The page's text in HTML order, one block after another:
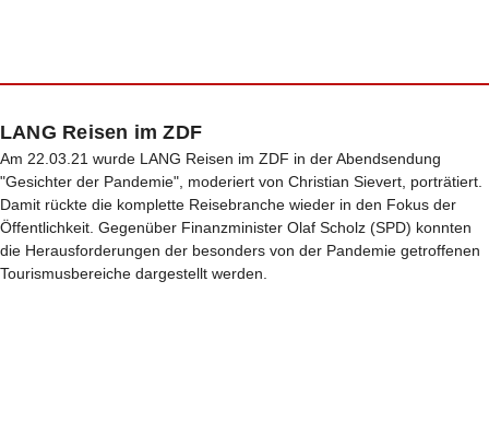
LANG Reisen im ZDF
Am 22.03.21 wurde LANG Reisen im ZDF in der Abendsendung
"Gesichter der Pandemie", moderiert von Christian Sievert, porträtiert.
Damit rückte die komplette Reisebranche wieder in den Fokus der
Öffentlichkeit. Gegenüber Finanzminister Olaf Scholz (SPD) konnten
die Herausforderungen der besonders von der Pandemie getroffenen
Tourismusbereiche dargestellt werden.